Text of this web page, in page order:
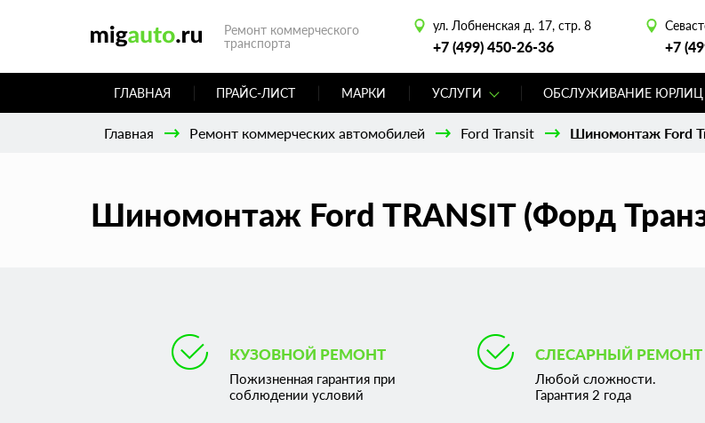
Ремонт коммерческого
транспорта
ул. Лобненская д. 17, стр. 8
+7 (499) 450-26-36 +7
ГЛАВНАЯ ПРАЙС-ЛИСТ МАРКИ УСЛУГИ ОБСЛУЖИВАНИЕ ЮРЛИЦ
Главная Ремонт коммерческих автомобилей Ford Transit Шиномонтаж Ford
Шиномонтаж Ford TRANSIT (Форд
КУЗОВНОЙ РЕМОНТ
Пожизненная гарантия при
соблюдении условий
СЛЕСАРНЫЙ РЕМОНТ
Любой сложности.
Гарантия 2 года